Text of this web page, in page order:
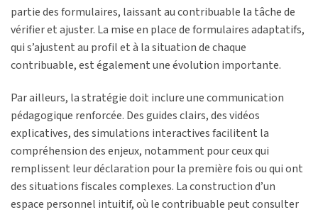
partie des formulaires, laissant au contribuable la tâche de
vérifier et ajuster. La mise en place de formulaires adaptatifs,
qui s’ajustent au profil et à la situation de chaque
contribuable, est également une évolution importante.
Par ailleurs, la stratégie doit inclure une communication
pédagogique renforcée. Des guides clairs, des vidéos
explicatives, des simulations interactives facilitent la
compréhension des enjeux, notamment pour ceux qui
remplissent leur déclaration pour la première fois ou qui ont
des situations fiscales complexes. La construction d’un
espace personnel intuitif, où le contribuable peut consulter